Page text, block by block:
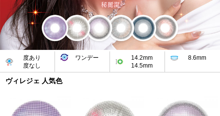
度あり
度なし
ワンデー
14.2mm
14.5mm
8.6mm
ヴィレジェ 人気色